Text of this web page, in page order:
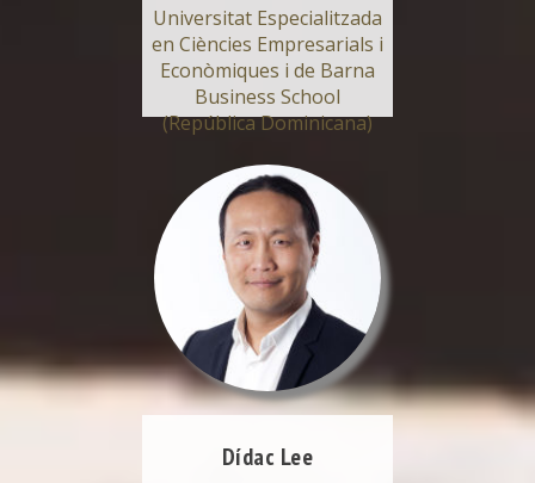
Universitat Especialitzada
en Ciències Empresarials i
Econòmiques i de Barna
Business School
(República Dominicana)
Dídac Lee